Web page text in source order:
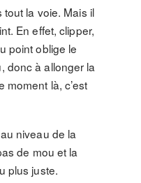
la voie. Mais il
En effet, clipper,
point oblige le
donc à allonger la
moment là, c’est
niveau de la
de mou et la
plus juste.